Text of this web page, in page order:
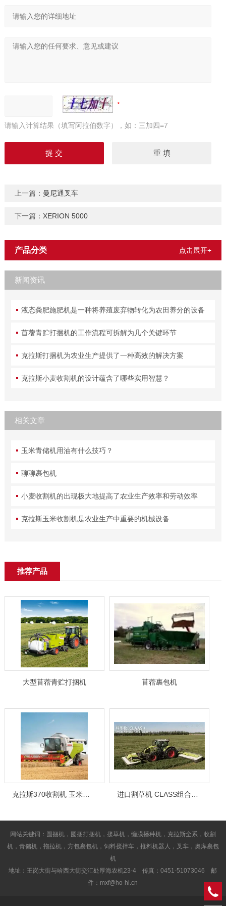
请输入计算结果（填写阿拉伯数字），如：三加四=7
上一篇： 曼尼通叉车
下一篇： XERION 5000
产品分类 点击展开+
新闻资讯
液态粪肥施肥机是一种将养殖废弃物转化为农田养分的设备
苜蓿青贮打捆机的工作流程可拆解为几个关键环节
克拉斯打捆机为农业生产提供了一种高效的解决方案
克拉斯小麦收割机的设计蕴含了哪些实用智慧？
相关文章
玉米青储机用油有什么技巧？
聊聊裹包机
小麦收割机的出现极大地提高了农业生产效率和劳动效率
克拉斯玉米收割机是农业生产中重要的机械设备
推荐产品
大型苜蓿青贮打捆机 苜蓿裹包机
克拉斯370收割机 玉米收割机
网站关键词：圆捆机，圆捆打捆机，搂草机，缠膜播种机，克拉斯全系，收割
机，青储机，拖拉机，方包裹包机，饲料搅拌车，推料机器人，叉车，奥库裹包
机
地址：王岗大街与哈西大街交汇处厚海农机23-4 传真：0451-51073046 邮
件：mxf@ho-hi.cn